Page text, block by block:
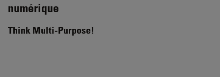
numérique
Think Multi-Purpose!